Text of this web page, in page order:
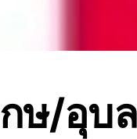
ษ/อุบล